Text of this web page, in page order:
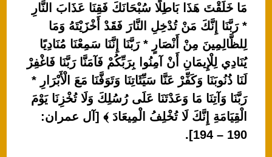
مَا خَلَقْتَ هَذَا بَاطِلًا سُبْحَانَكَ فَقِنَا عَذَابَ النَّارِ
* رَبَّنَا إِنَّكَ مَنْ تُدْخِلِ النَّارَ فَقَدْ أَخْزَيْتَهُ وَمَا
لِلظَّالِمِينَ مِنْ أَنْصَارٍ * رَبَّنَا إِنَّنَا سَمِعْنَا مُنَادِيًا
يُنَادِي لِلْإِيمَانِ أَنْ آمِنُوا بِرَبِّكُمْ فَآمَنَّا رَبَّنَا فَاغْفِرْ
لَنَا ذُنُوبَنَا وَكَفِّرْ عَنَّا سَيِّئَاتِنَا وَتَوَفَّنَا مَعَ الْأَبْرَارِ *
رَبَّنَا وَآتِنَا مَا وَعَدْتَنَا عَلَى رُسُلِكَ وَلَا تُخْزِنَا يَوْمَ
الْقِيَامَةِ إِنَّكَ لَا تُخْلِفُ الْمِيعَادَ ﴾ [آل عمران:
190 – 194].